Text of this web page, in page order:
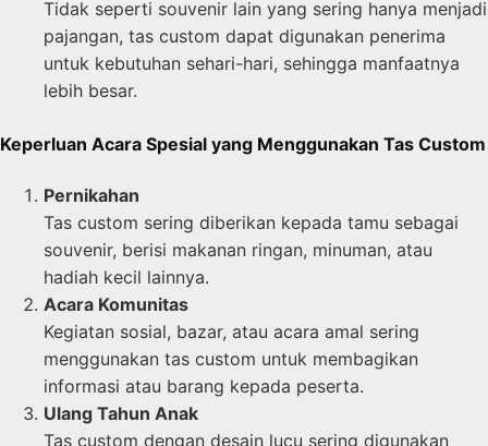
Tidak seperti souvenir lain yang sering hanya menjadi
pajangan, tas custom dapat digunakan penerima
untuk kebutuhan sehari-hari, sehingga manfaatnya
lebih besar.
Keperluan Acara Spesial yang Menggunakan Tas Custom
Pernikahan
Tas custom sering diberikan kepada tamu sebagai
souvenir, berisi makanan ringan, minuman, atau
hadiah kecil lainnya.
Acara Komunitas
Kegiatan sosial, bazar, atau acara amal sering
menggunakan tas custom untuk membagikan
informasi atau barang kepada peserta.
Ulang Tahun Anak
Tas custom dengan desain lucu sering digunakan